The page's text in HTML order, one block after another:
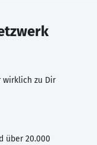
wirklich zu Dir
über 20.000